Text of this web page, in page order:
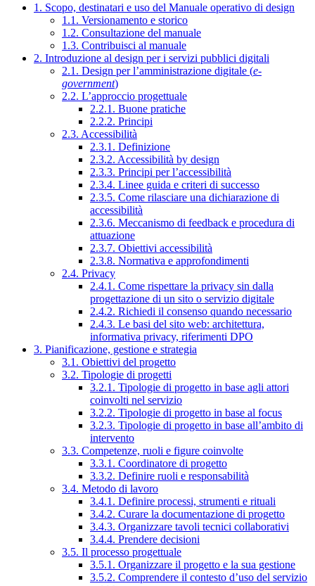
1. Scopo, destinatari e uso del Manuale operativo di design
1.1. Versionamento e storico
1.2. Consultazione del manuale
1.3. Contribuisci al manuale
2. Introduzione al design per i servizi pubblici digitali
2.1. Design per l’amministrazione digitale (e-
government)
2.2. L’approccio progettuale
2.2.1. Buone pratiche
2.2.2. Principi
2.3. Accessibilità
2.3.1. Definizione
2.3.2. Accessibilità by design
2.3.3. Principi per l’accessibilità
2.3.4. Linee guida e criteri di successo
2.3.5. Come rilasciare una dichiarazione di
accessibilità
2.3.6. Meccanismo di feedback e procedura di
attuazione
2.3.7. Obiettivi accessibilità
2.3.8. Normativa e approfondimenti
2.4. Privacy
2.4.1. Come rispettare la privacy sin dalla
progettazione di un sito o servizio digitale
2.4.2. Richiedi il consenso quando necessario
2.4.3. Le basi del sito web: architettura,
informativa privacy, riferimenti DPO
3. Pianificazione, gestione e strategia
3.1. Obiettivi del progetto
3.2. Tipologie di progetti
3.2.1. Tipologie di progetto in base agli attori
coinvolti nel servizio
3.2.2. Tipologie di progetto in base al focus
3.2.3. Tipologie di progetto in base all’ambito di
intervento
3.3. Competenze, ruoli e figure coinvolte
3.3.1. Coordinatore di progetto
3.3.2. Definire ruoli e responsabilità
3.4. Metodo di lavoro
3.4.1. Definire processi, strumenti e rituali
3.4.2. Curare la documentazione di progetto
3.4.3. Organizzare tavoli tecnici collaborativi
3.4.4. Prendere decisioni
3.5. Il processo progettuale
3.5.1. Organizzare il progetto e la sua gestione
3.5.2. Comprendere il contesto d’uso del servizio